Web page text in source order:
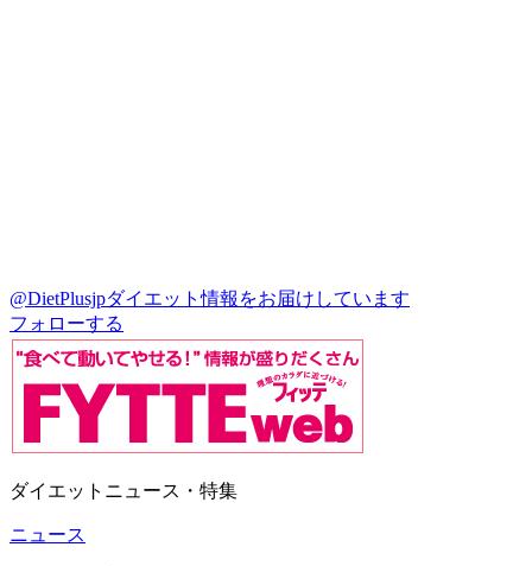
@DietPlusjpダイエット情報をお届けしています
フォローする
ダイエットニュース・特集
ニュース